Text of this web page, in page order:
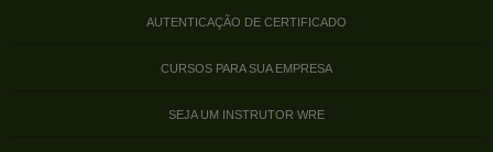
AUTENTICAÇÃO DE CERTIFICADO
CURSOS PARA SUA EMPRESA
SEJA UM INSTRUTOR WRE